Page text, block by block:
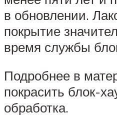
в обновлении.
покрытие
время службы
Подробнее в
покрасить блок-
обработка.